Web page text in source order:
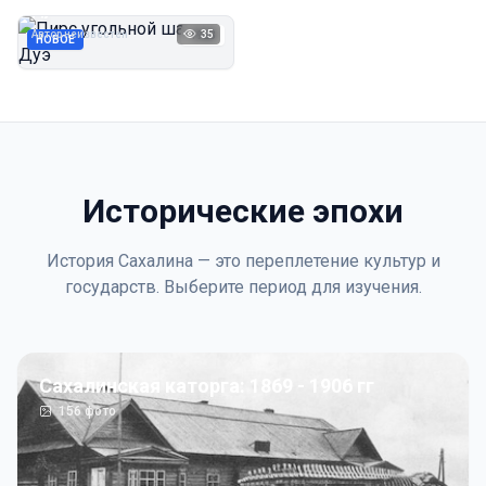
НОВОЕ 1923
Автор неизвестен 35
Исторические эпохи
История Сахалина — это переплетение культур и
государств. Выберите период для изучения.
Сахалинская каторга: 1869 - 1906 гг
156фото